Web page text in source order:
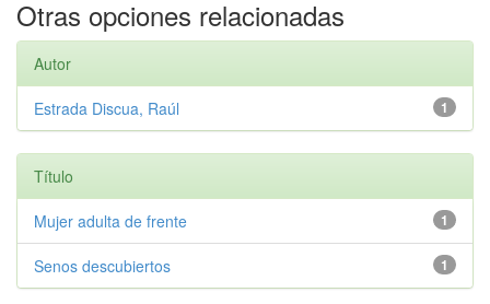
Otras opciones relacionadas
Autor
1
Estrada Discua, Raúl
Título
1
Mujer adulta de frente
1
Senos descubiertos